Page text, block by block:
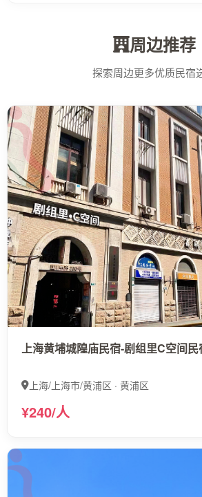
周边推荐
探索周边更多优质民宿
上海黄埔城隍庙民宿-剧组里C空间民
上海/上海市/黄浦区 · 黄浦区
¥240/人